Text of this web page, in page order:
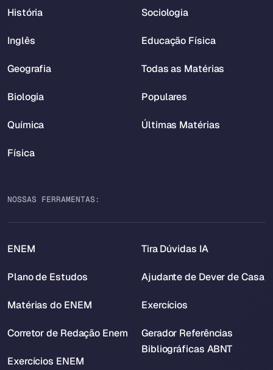
História
Inglês
Geografia
Biologia
Química
Física
Sociologia
Educação Física
Todas as Matérias
Populares
Últimas Matérias
NOSSAS FERRAMENTAS:
ENEM
Plano de Estudos
Matérias do ENEM
Corretor de Redação Enem
Exercícios ENEM
Tira Dúvidas IA
Ajudante de Dever de Casa
Exercícios
Gerador Referências
Bibliográficas ABNT